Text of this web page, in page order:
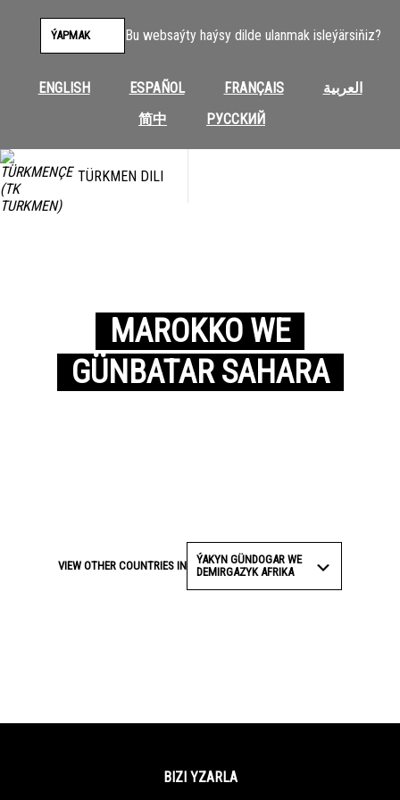
Bu websaýty haýsy dilde ulanmak isleýärsiňiz?
ENGLISH ESPAÑOL FRANÇAIS
العربية
简中
РУССКИЙ
ÝAPMAK
TÜRKMEN DILI
MAROKKO WE
GÜNBATAR SAHARA
VIEW OTHER COUNTRIES IN
ÝAKYN GÜNDOGAR WE
DEMIRGAZYK AFRIKA
BIZI YZARLA